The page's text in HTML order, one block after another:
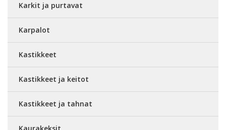
Karkit ja purtavat
Karpalot
Kastikkeet
Kastikkeet ja keitot
Kastikkeet ja tahnat